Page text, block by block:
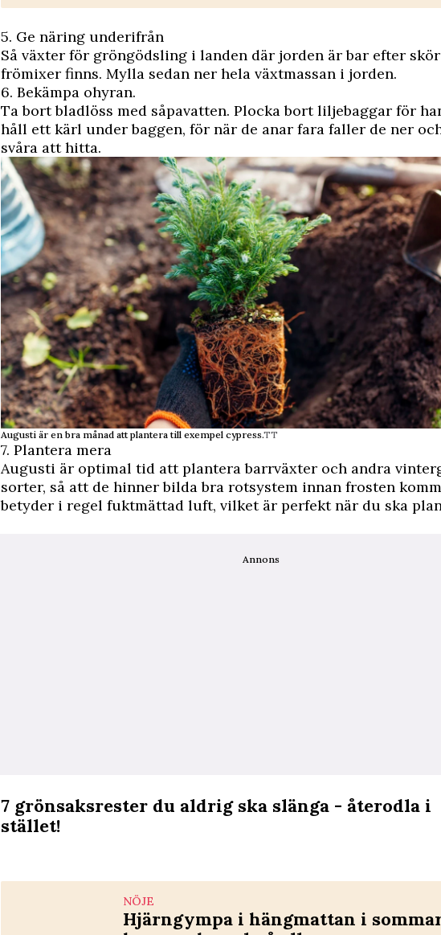
5. Ge näring underifrån
Så växter för ­gröngödsling i landen där jorden är bar efter
frömixer finns. Mylla sedan ner hela växtmassan i jorden.
6. Bekämpa ohyran.
Ta bort bladlöss med såpavatten. Plocka bort liljebaggar för
håll ett kärl under baggen, för när de anar fara faller de ner
svåra att hitta.
Augusti är en bra månad att plantera till exempel cypress.TT
7. Plantera mera
Augusti är optimal tid att plantera barrväxter och andra
sorter, så att de hinner bilda bra rotsystem innan frosten
betyder i regel fuktmättad luft, vilket är perfekt när du ska
Annons
7 grönsaksrester du aldrig ska slänga - återodla i
stället!
NÖJE
Hjärngympa i hängmattan i